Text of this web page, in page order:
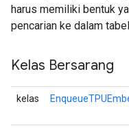
harus memiliki bentuk
pencarian ke dalam
Kelas Bersarang
kelas